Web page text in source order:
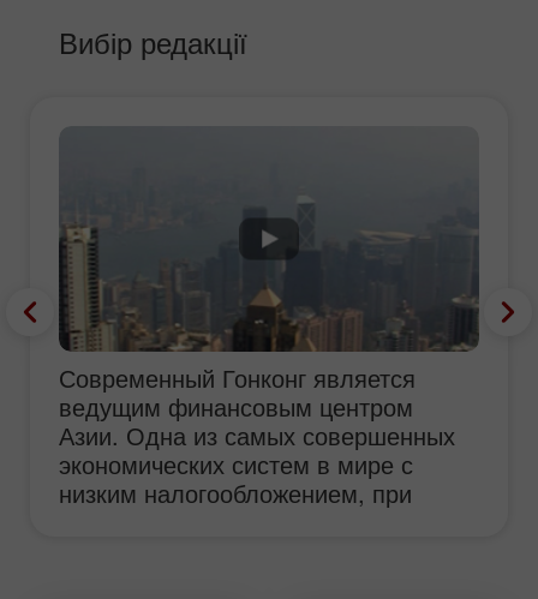
Вибір редакції
Современный Гонконг является
ведущим финансовым центром
Азии. Одна из самых совершенных
экономических систем в мире с
низким налогообложением, при